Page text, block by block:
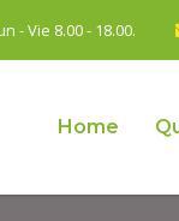
- Vie 8.00 - 18.00.
Home